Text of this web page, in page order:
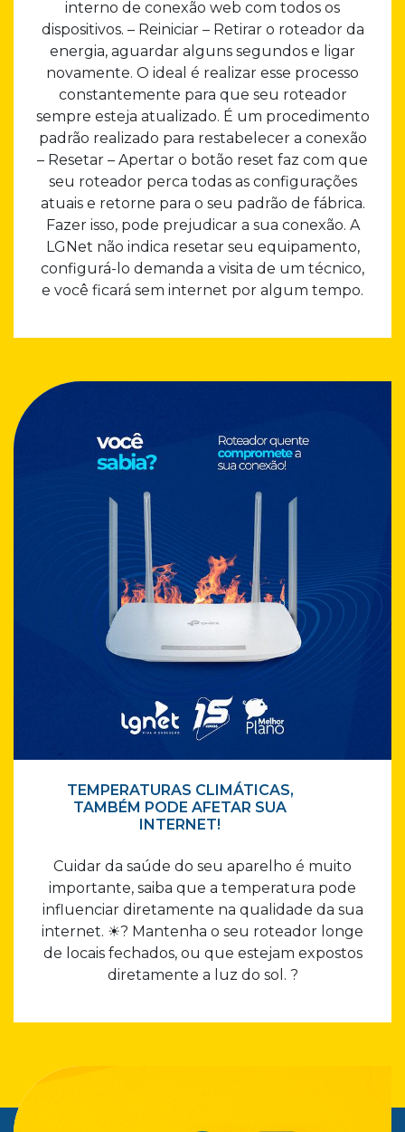
interno de conexão web com todos os
dispositivos. – Reiniciar – Retirar o roteador da
energia, aguardar alguns segundos e ligar
novamente. O ideal é realizar esse processo
constantemente para que seu roteador
sempre esteja atualizado. É um procedimento
padrão realizado para restabelecer a conexão
– Resetar – Apertar o botão reset faz com que
seu roteador perca todas as configurações
atuais e retorne para o seu padrão de fábrica.
Fazer isso, pode prejudicar a sua conexão. A
LGNet não indica resetar seu equipamento,
configurá-lo demanda a visita de um técnico,
e você ficará sem internet por algum tempo.
TEMPERATURAS CLIMÁTICAS,
TAMBÉM PODE AFETAR SUA
INTERNET!
Cuidar da saúde do seu aparelho é muito
importante, saiba que a temperatura pode
influenciar diretamente na qualidade da sua
internet. ☀? Mantenha o seu roteador longe
de locais fechados, ou que estejam expostos
diretamente a luz do sol. ?